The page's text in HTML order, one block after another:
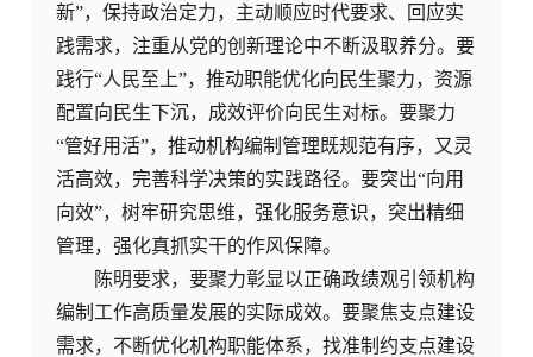
新”，保持政治定力，主动顺应时代要求、回应实
践需求，注重从党的创新理论中不断汲取养分。要
践行“人民至上”，推动职能优化向民生聚力，资源
配置向民生下沉，成效评价向民生对标。要聚力
“管好用活”，推动机构编制管理既规范有序，又灵
活高效，完善科学决策的实践路径。要突出“向用
向效”，树牢研究思维，强化服务意识，突出精细
管理，强化真抓实干的作风保障。
陈明要求，要聚力彰显以正确政绩观引领机构
编制工作高质量发展的实际成效。要聚焦支点建设
需求，不断优化机构职能体系，找准制约支点建设